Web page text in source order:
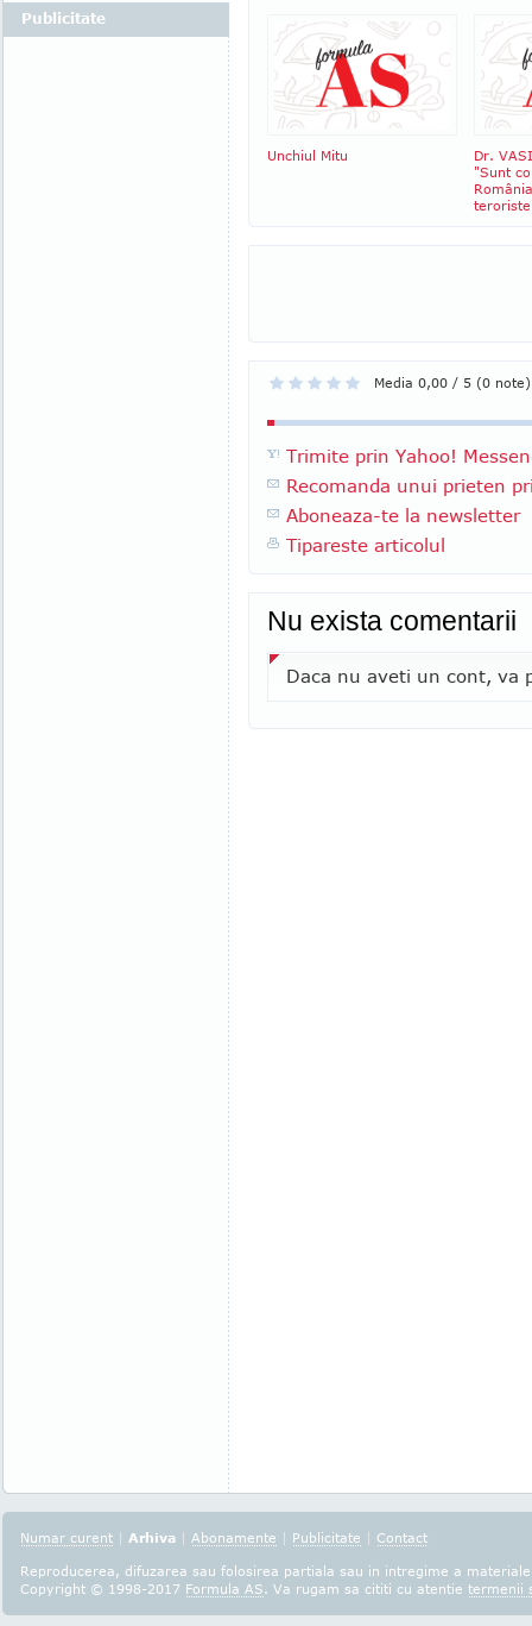
Unchiul Mitu
Dr.
"Sunt
Media 0,00 / 5 (0 note)
Trimite prin Yahoo!
Recomanda unui prieten
Aboneaza-te la newsletter
Tipareste articolul
Nu exista comentarii
Daca nu aveti un cont, va
Publicitate
Numar curent | Arhiva | Abonamente | Publicitate | Contact
Reproducerea, difuzarea sau folosirea partiala sau in intregime a
Copyright © 1998-2017 Formula AS. Va rugam sa cititi cu atentie termenii